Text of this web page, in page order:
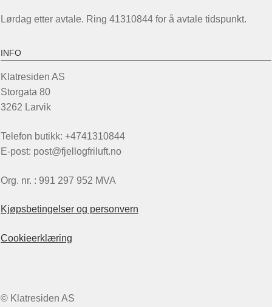
Lørdag etter avtale. Ring 41310844 for å avtale tidspunkt.
INFO
Klatresiden AS
Storgata 80
3262 Larvik
Telefon butikk: +4741310844
E-post: post@fjellogfriluft.no
Org. nr. : 991 297 952 MVA
Kjøpsbetingelser og personvern
Cookieerklæring
© Klatresiden AS